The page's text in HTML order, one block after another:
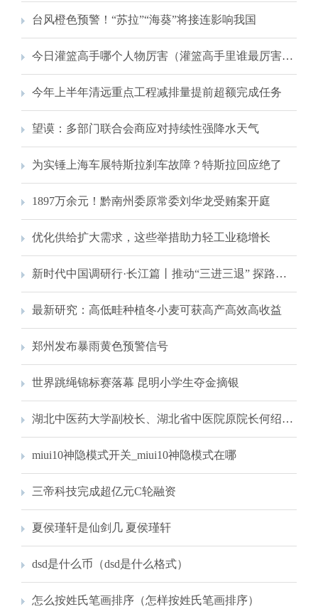
台风橙色预警！“苏拉”“海葵”将接连影响我国
今日灌篮高手哪个人物厉害（灌篮高手里谁最厉害，为什么）
今年上半年清远重点工程减排量提前超额完成任务
望谟：多部门联合会商应对持续性强降水天气
为实锤上海车展特斯拉刹车故障？特斯拉回应绝了
1897万余元！黔南州委原常委刘华龙受贿案开庭
优化供给扩大需求，这些举措助力轻工业稳增长
新时代中国调研行·长江篇丨推动“三进三退” 探路与江共生——江苏为长江经济带高质量发展注入新动能
最新研究：高低畦种植冬小麦可获高产高效高收益
郑州发布暴雨黄色预警信号
世界跳绳锦标赛落幕 昆明小学生夺金摘银
湖北中医药大学副校长、湖北省中医院原院长何绍斌接受审查调查
miui10神隐模式开关_miui10神隐模式在哪
三帝科技完成超亿元C轮融资
夏侯瑾轩是仙剑几 夏侯瑾轩
dsd是什么币（dsd是什么格式）
怎么按姓氏笔画排序（怎样按姓氏笔画排序）